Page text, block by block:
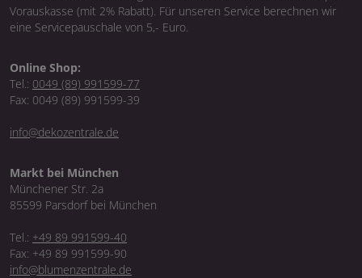
Vorauskasse (mit 2% Rabatt). Für unseren Service berechnen wir
eine Servicepauschale von 5,- Euro.
Online Shop:
Tel.: 0049 (89) 991599-77
Fax: 0049 (89) 991599-39
info@dekozentrale.de
Markt bei München
Münchener Str. 2a
85599 Parsdorf bei München
Tel.: +49 89 991599-40
Fax: +49 89 991599-90
info@blumenzentrale.de